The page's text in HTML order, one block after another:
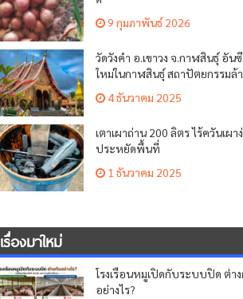
9 กุมภาพันธ์ 2026
วัดวังคำ อ.เขาวง จ.กาฬสินธุ์ อัน
ใหม่ในกาฬสินธุ์ สถาปัตยกรรมล้
4 ธันวาคม 2025
เตาเผาถ่าน 200 ลิตร ไร้ควันเผา
ประหยัดพื้นที่
1 ธันวาคม 2025
เรื่องมาใหม่
โรงเรือนหมูเปิดกับระบบปิด ต่า
อย่างไร?